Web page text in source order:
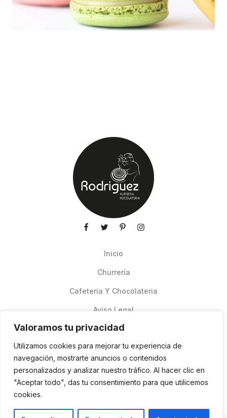
Valoramos tu privacidad
Utilizamos cookies para mejorar tu experiencia de
navegación, mostrarte anuncios o contenidos
personalizados y analizar nuestro tráfico. Al hacer clic en
"Aceptar todo", das tu consentimiento para que utilicemos
cookies.
Inicio
Churrería
Cafeteria Y Chocolateria
Aviso Legal
Pedidos Online Glovo
Contacto